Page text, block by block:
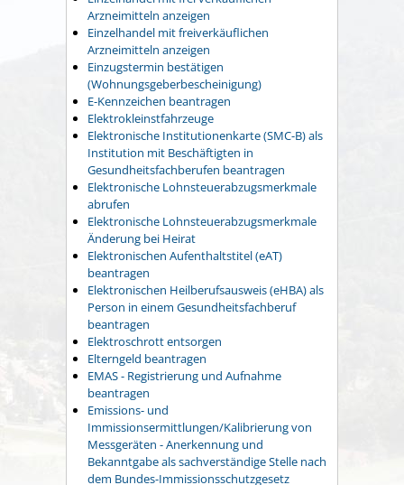
Arzneimitteln anzeigen
Einzelhandel mit freiverkäuflichen
Arzneimitteln anzeigen
Einzugstermin bestätigen
(Wohnungsgeberbescheinigung)
E-Kennzeichen beantragen
Elektrokleinstfahrzeuge
Elektronische Institutionenkarte (SMC-B) als
Institution mit Beschäftigten in
Gesundheitsfachberufen beantragen
Elektronische Lohnsteuerabzugsmerkmale
abrufen
Elektronische Lohnsteuerabzugsmerkmale
Änderung bei Heirat
Elektronischen Aufenthaltstitel (eAT)
beantragen
Elektronischen Heilberufsausweis (eHBA) als
Person in einem Gesundheitsfachberuf
beantragen
Elektroschrott entsorgen
Elterngeld beantragen
EMAS - Registrierung und Aufnahme
beantragen
Emissions- und
Immissionsermittlungen/Kalibrierung von
Messgeräten - Anerkennung und
Bekanntgabe als sachverständige Stelle nach
dem Bundes-Immissionsschutzgesetz